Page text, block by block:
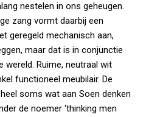
nestelen in ons geheugen.
zang vormt daarbij een
geregeld mechanisch aan,
maar dat is in conjunctie
wereld. Ruime, neutraal wit
functioneel meubilair. De
soms wat aan Soen denken
de noemer ‘thinking men